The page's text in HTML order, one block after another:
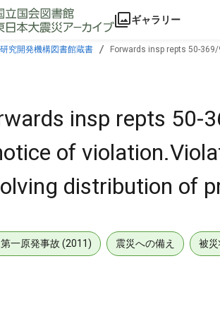
ギャラリー
究開発機構図書館蔵書 Forwards insp repts 50-
insp repts 50-
of
distribution of
一原発事故 (2011) 震災への備え 被災